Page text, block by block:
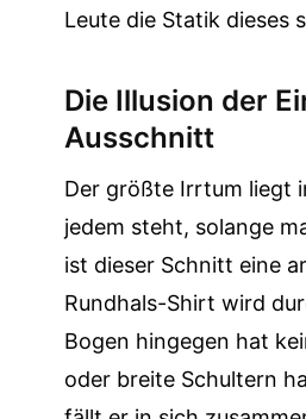
Leute die Statik dieses
Die Illusion der
Ausschnitt
Der größte Irrtum liegt
jedem steht, solange
ist dieser Schnitt eine
Rundhals-Shirt wird
Bogen hingegen hat
oder breite Schultern